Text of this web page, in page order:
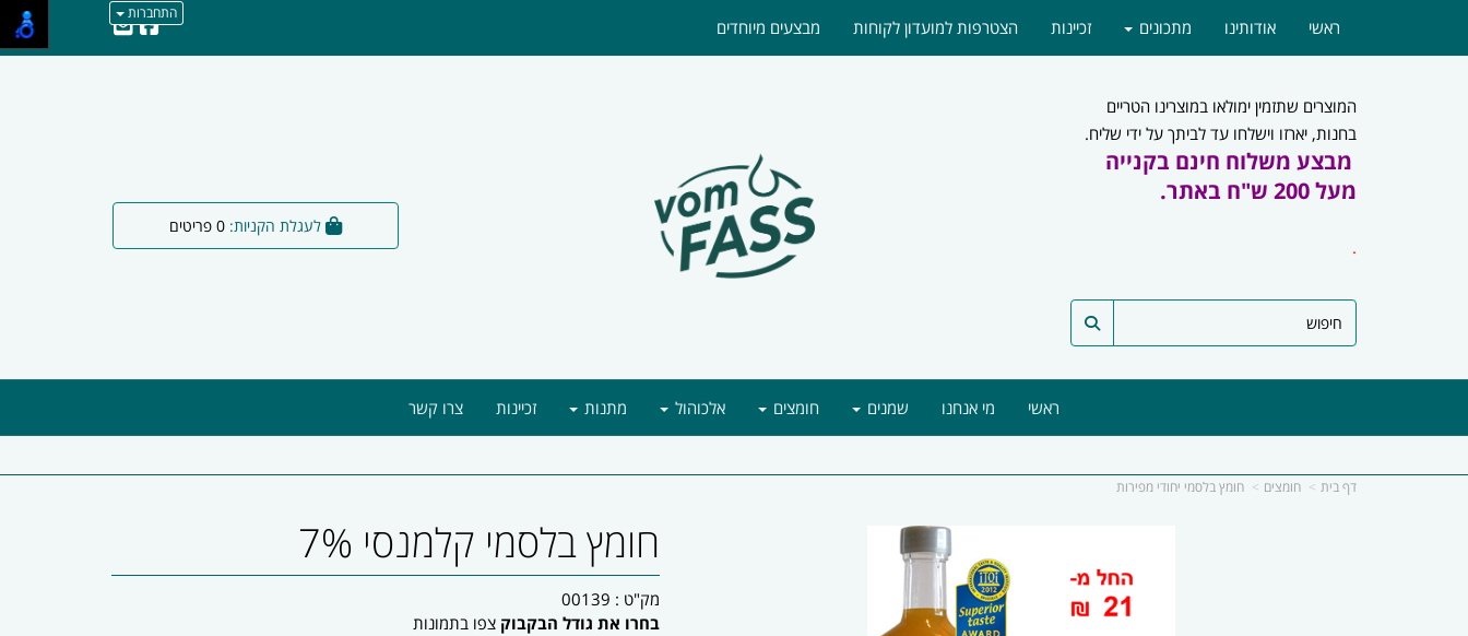
התחברות
המוצרים שתזמין ימולאו במוצרינו הטריים
בחנות, יארזו וישלחו עד לביתך על ידי שליח.
מבצע משלוח חינם בקנייה
מעל 200 ש"ח באתר.
.
0
ראשי מי אנחנו שמנים חומצים אלכוהול מתנות זכיינות צרו קשר
ראשי אודותינו מתכונים זכיינות הצטרפות למועדון לקוחות מבצעים מיוחדים
דף בית חומצים חומץ בלסמי יחודי מפירות
חומץ בלסמי קלמנסי 7%
מק"ט : 00139
בחרו את גודל הבקבוק צפו בתמונות